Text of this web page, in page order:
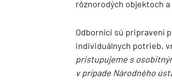
rôznorodých objektoch
Odborníci sú pripravení
individuálnych potrieb,
pristupujeme s
v prípade Národného